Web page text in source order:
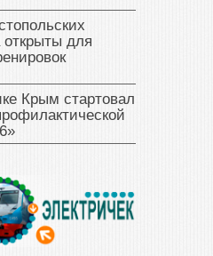
открыты для
Крым стартовал